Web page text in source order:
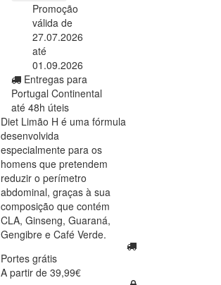
Promoção
válida de
27.07.2026
até
01.09.2026
Entregas para
Portugal Continental
até 48h úteis
Diet Limão H é uma fórmula
desenvolvida
especialmente para os
homens que pretendem
reduzir o perímetro
abdominal, graças à sua
composição que contém
CLA, Ginseng, Guaraná,
Gengibre e Café Verde.
Portes grátis
A partir de 39,99€